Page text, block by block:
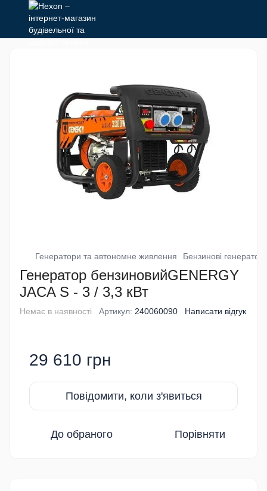
Генератори та автономне живлення Бензинові
Генератор бензиновийGENERGY
JACA S - 3 / 3,3 кВт
Немає в наявності Артикул: 240060090 Написати відгук
29 610 грн
Повідомити, коли з'явиться
До обраного Порівняти